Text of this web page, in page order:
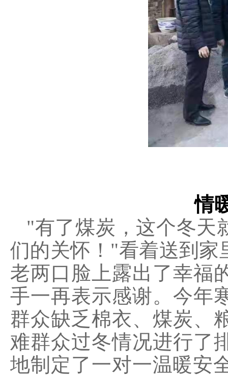
情
"有了煤炭，这个冬天
们的关怀！"看着送到家
老两口脸上露出了幸福
手一再表示感谢。今年
群众缺乏棉衣、煤炭、
难群众过冬情况进行了
地制定了一对一温暖安